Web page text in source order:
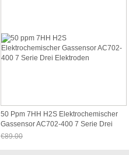
50 Ppm 7HH H2S Elektrochemischer
Gassensor AC702-400 7 Serie Drei
Elektroden
€89.00